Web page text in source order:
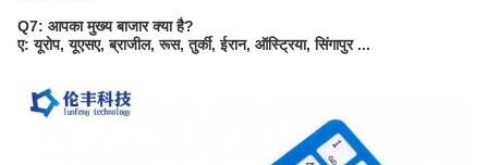
Q7: आपका मुख्य बाजार क्या है?
ए: यूरोप, यूएसए, ब्राजील, रूस, तुर्की, ईरान, ऑस्ट्रिया, सिंगापुर ...